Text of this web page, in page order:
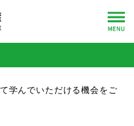
学んでいただける機会をご